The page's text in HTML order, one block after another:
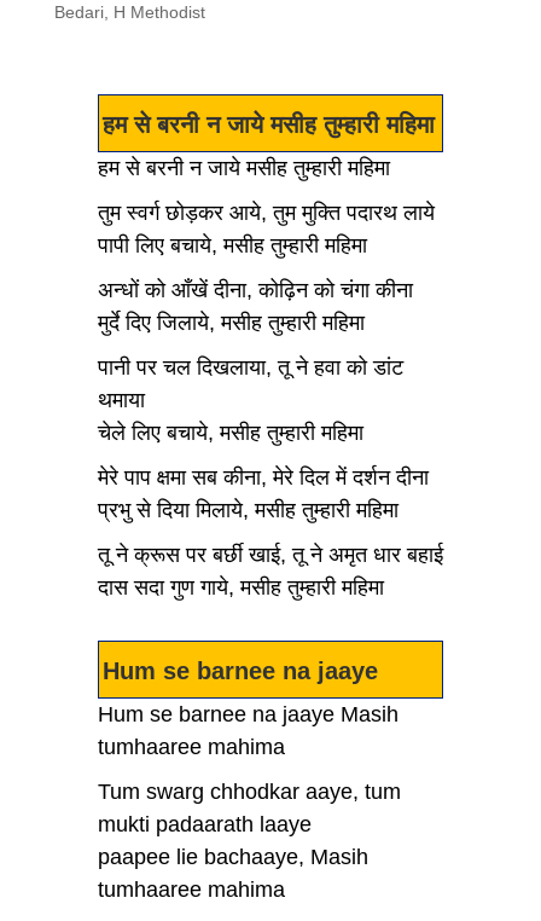
Bedari, H Methodist
हम से बरनी न जाये मसीह तुम्हारी महिमा
हम से बरनी न जाये मसीह तुम्हारी महिमा
तुम स्वर्ग छोड़कर आये, तुम मुक्ति पदारथ लाये
पापी लिए बचाये, मसीह तुम्हारी महिमा
अन्धों को आँखें दीना, कोढ़िन को चंगा कीना
मुर्दे दिए जिलाये, मसीह तुम्हारी महिमा
पानी पर चल दिखलाया, तू ने हवा को डांट
थमाया
चेले लिए बचाये, मसीह तुम्हारी महिमा
मेरे पाप क्षमा सब कीना, मेरे दिल में दर्शन दीना
प्रभु से दिया मिलाये, मसीह तुम्हारी महिमा
तू ने क्रूस पर बर्छी खाई, तू ने अमृत धार बहाई
दास सदा गुण गाये, मसीह तुम्हारी महिमा
Hum se barnee na jaaye
Hum se barnee na jaaye Masih
tumhaaree mahima
Tum swarg chhodkar aaye, tum
mukti padaarath laaye
paapee lie bachaaye, Masih
tumhaaree mahima